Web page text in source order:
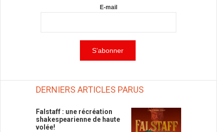
E-mail
DERNIERS ARTICLES PARUS
Falstaff : une récréation
shakespearienne de haute
volée!